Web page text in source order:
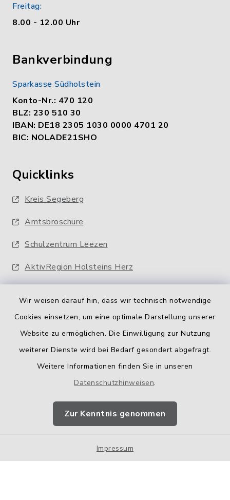
Wir weisen darauf hin, dass wir technisch notwendige
Cookies einsetzen, um eine optimale Darstellung unserer
Website zu ermöglichen. Die Einwilligung zur Nutzung
weiterer Dienste wird bei Bedarf gesondert abgefragt.
Weitere Informationen finden Sie in unseren
Datenschutzhinweisen.
Zur Kenntnis genommen
Impressum
Freitag:
8.00 - 12.00 Uhr
Bankverbindung
Sparkasse Südholstein
Konto-Nr.: 470 120
BLZ: 230 510 30
IBAN: DE18 2305 1030 0000 4701 20
BIC: NOLADE21SHO
Quicklinks
Kreis Segeberg
Amtsbroschüre
Schulzentrum Leezen
AktivRegion Holsteins Herz
Barrierefreiheit
Impressum
Sitemap